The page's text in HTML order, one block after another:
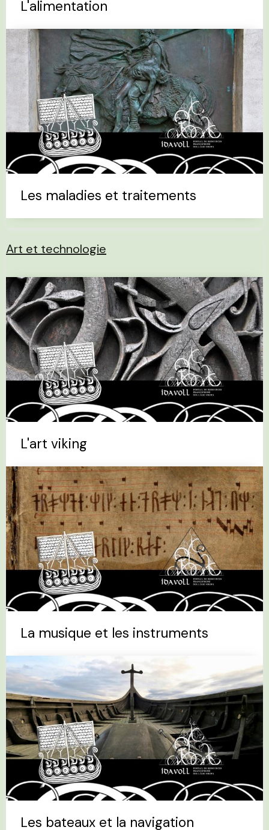
L'alimentation
Les maladies et traitements
Art et technologie
L'art viking
La musique et les instruments
Les bateaux et la navigation